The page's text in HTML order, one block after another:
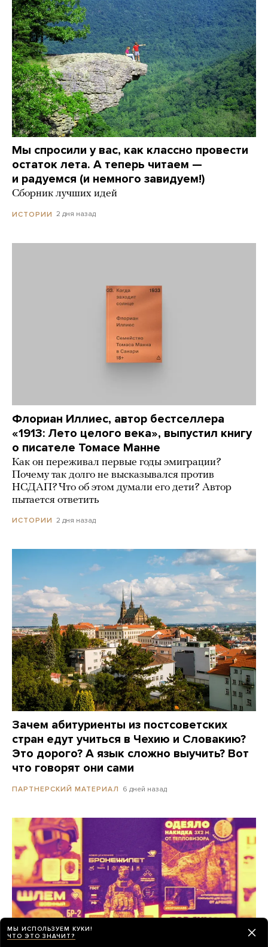
Мы спросили у вас, как классно провести
остаток лета. А теперь читаем —
и радуемся (и немного завидуем!)
Сборник лучших идей
ИСТОРИИ 2 дня назад
Флориан Иллиес, автор бестселлера
«1913: Лето целого века», выпустил книгу
о писателе Томасе Манне
Как он переживал первые годы эмиграции?
Почему так долго не высказывался против
НСДАП? Что об этом думали его дети? Автор
пытается ответить
ИСТОРИИ 2 дня назад
Зачем абитуриенты из постсоветских
стран едут учиться в Чехию и Словакию?
Это дорого? А язык сложно выучить? Вот
что говорят они сами
ПАРТНЕРСКИЙ МАТЕРИАЛ 6 дней назад
МЫ ИСПОЛЬЗУЕМ КУКИ!
ЧТО ЭТО ЗНАЧИТ?